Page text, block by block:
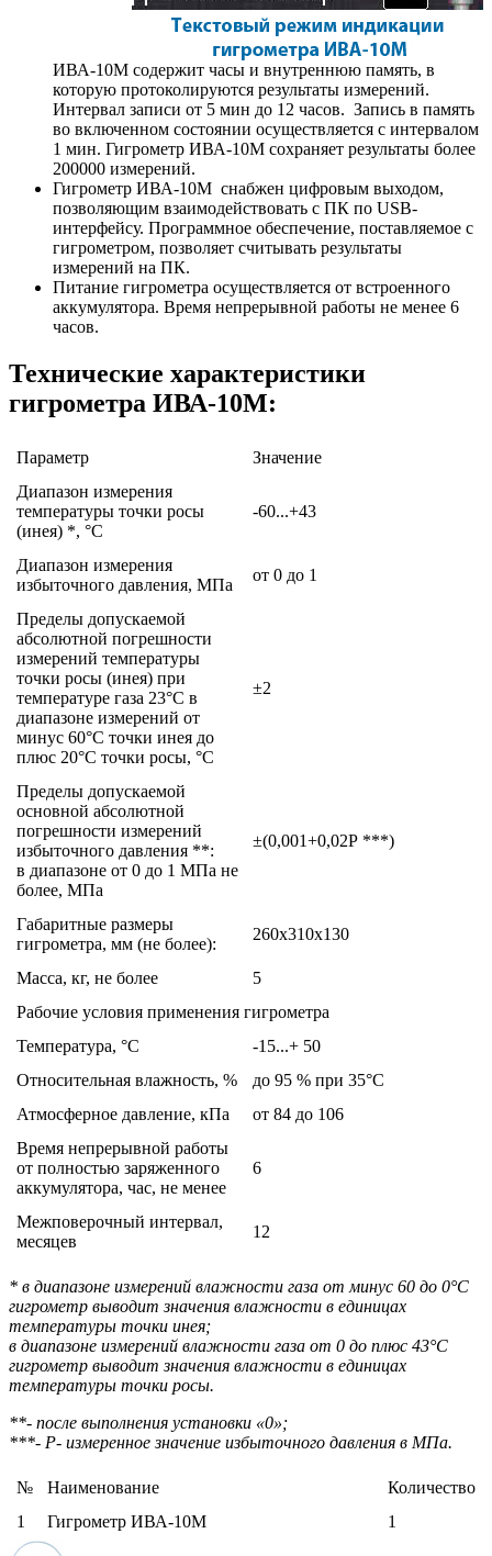
ИВА-10М содержит часы и внутреннюю память, в
которую протоколируются результаты измерений.
Интервал записи от 5 мин до 12 часов. Запись в память
во включенном состоянии осуществляется с интервалом
1 мин. Гигрометр ИВА-10М сохраняет результаты более
200000 измерений.
Гигрометр ИВА-10М снабжен цифровым выходом,
позволяющим взаимодействовать с ПК по USB-
интерфейсу. Программное обеспечение, поставляемое с
гигрометром, позволяет считывать результаты
измерений на ПК.
Питание гигрометра осуществляется от встроенного
аккумулятора. Время непрерывной работы не менее 6
часов.
Технические характеристики
гигрометра ИВА-10М:
Параметр
Значение
Диапазон измерения
температуры точки росы
(инея) *, °С
-60...+43
Диапазон измерения
избыточного давления, МПа
от 0 до 1
Пределы допускаемой
абсолютной погрешности
измерений температуры
точки росы (инея) при
температуре газа 23°С в
диапазоне измерений от
минус 60°С точки инея до
плюс 20°С точки росы, °С
±2
Пределы допускаемой
основной абсолютной
погрешности измерений
избыточного давления **:
в диапазоне от 0 до 1 МПа не
более, МПа
±(0,001+0,02Р ***)
Габаритные размеры
гигрометра, мм (не более):
260х310х130
Масса, кг, не более
5
Рабочие условия применения гигрометра
Температура, °С
-15...+ 50
Относительная влажность, %
до 95 % при 35°С
Атмосферное давление, кПа
от 84 до 106
Время непрерывной работы
от полностью заряженного
аккумулятора, час, не менее
6
Межповерочный интервал,
месяцев
12
* в диапазоне измерений влажности газа от минус 60 до 0°С
гигрометр выводит значения влажности в единицах
температуры точки инея;
в диапазоне измерений влажности газа от 0 до плюс 43°С
гигрометр выводит значения влажности в единицах
температуры точки росы.
**- после выполнения установки «0»;
***- Р- измеренное значение избыточного давления в МПа.
№ Наименование
Количество
1
Гигрометр ИВА-10М 1